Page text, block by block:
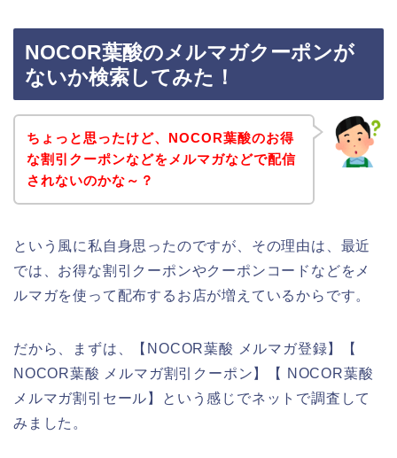
NOCOR葉酸のメルマガクーポンが
ないか検索してみた！
ちょっと思ったけど、NOCOR葉酸のお得
な割引クーポンなどをメルマガなどで配信
されないのかな～？
という風に私自身思ったのですが、その理由は、最近
では、お得な割引クーポンやクーポンコードなどをメ
ルマガを使って配布するお店が増えているからです。
だから、まずは、【NOCOR葉酸 メルマガ登録】【
NOCOR葉酸 メルマガ割引クーポン】【 NOCOR葉酸
メルマガ割引セール】という感じでネットで調査して
みました。